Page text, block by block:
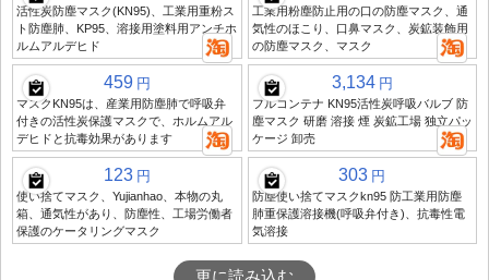
活性炭防塵マスク(KN95)、工業用重粉ス
ト防塵肺、KP95、溶接用塗料用アンチホ
ルムアルデヒド
工業用粉塵防止用の口の防塵マスク、通
気性のほこり、口鼻マスク、炭鉱装飾用
の防塵マスク、マスク
459 円
マスクKN95は、産業用防塵肺で呼吸弁
付きの活性炭保護マスクで、ホルムアル
デヒドと抗毒効果があります
3,134 円
フルコンテナ KN95活性炭呼吸バルブ 防
塵マスク 研磨 溶接 煙 炭鉱工場 独立パッ
ケージ 卸売
123 円
使い捨てマスク、Yujianhao、本物の丸
箱、通気性があり、防塵性、工場労働者
保護のケータリングマスク
303 円
防塵使い捨てマスクkn95 防工業用防塵
肺重保護溶接機(呼吸弁付き)、抗毒性電
気溶接